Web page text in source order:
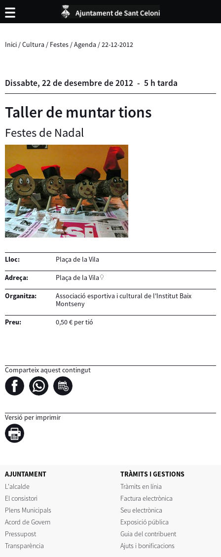
Inici /Cultura / Festes /Agenda /22-12-2012
Dissabte, 22dedesembrede2012 - 5 h tarda
Taller de muntar tions
Festes de Nadal
Lloc: Plaça de la Vila
Adreça: Plaça de la Vila
Organitza:
Associació esportiva i cultural de l'Institut Baix
Montseny
Preu: 0,50 € per tió
Comparteix aquest contingut
Versió per imprimir
AJUNTAMENT
L'alcalde
El consistori
Plens Municipals
Acord de Govern
Pressupost
Transparència
TRÀMITS I GESTIONS
Tràmits en línia
Factura electrònica
Seu electrònica
Exposició pública
Guia del contribuent
Ajuts i bonificacions